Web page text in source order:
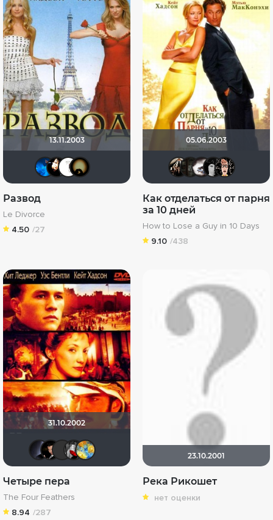
13.11.2003
NinelSOL
Развод
Le Divorce
4.50 /27
05.06.2003
Kashtan
Как отделаться от парня
за 10 дней
How to Lose a Guy in 10 Days
9.10 /438
31.10.2002
pavelsmoke
Бог любви
von Stierlitz
Мышь Белая
SKY4HOLO
Четыре пера
The Four Feathers
8.94 /287
23.10.2001
Река Рикошет
нет оценки